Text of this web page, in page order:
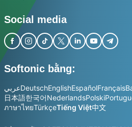
Social media
Softonic bằng:
عربيDeutschEnglishEspañolFrançais
日本語한국어NederlandsPolski
ภาษาไทยTürkçeTiếng Việt中文